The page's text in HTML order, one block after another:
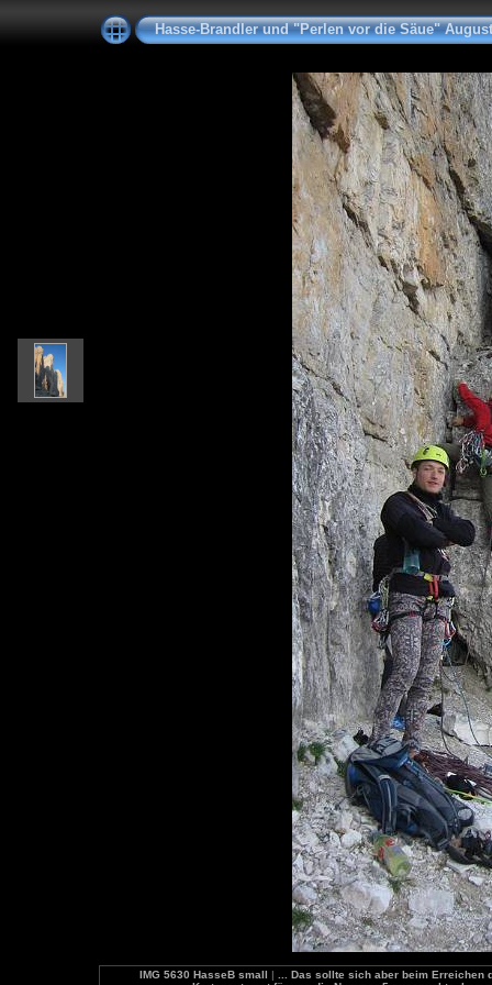
Hasse-Brandler und "Perlen vor die Säue"
IMG 5630 HasseB small |
... Das sollte sich aber beim Erreichen